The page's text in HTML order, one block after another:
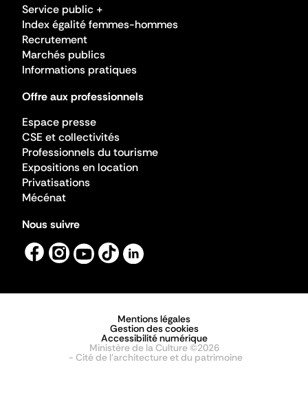
Service public +
Index égalité femmes-hommes
Recrutement
Marchés publics
Informations pratiques
Offre aux professionnels
Espace presse
CSE et collectivités
Professionnels du tourisme
Expositions en location
Privatisations
Mécénat
Nous suivre
Mentions légales
Gestion des cookies
Accessibilité numérique
Ministère de la Culture ©2026
- Cité de l'architecture et du patrimoine